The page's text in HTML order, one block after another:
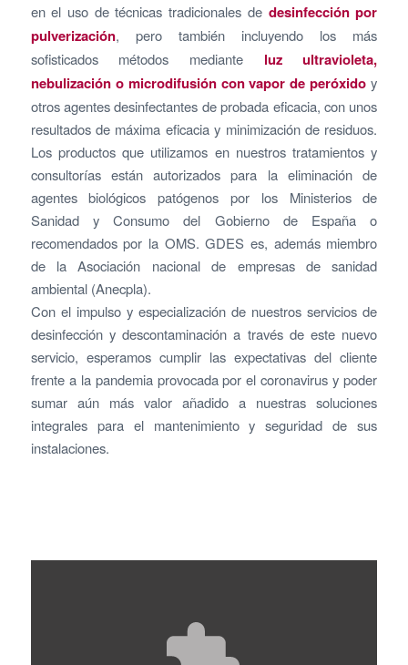
en el uso de técnicas tradicionales dedesinfección por
pulverización, pero también incluyendo los más
sofisticados métodos mediante luz ultravioleta,
nebulización o microdifusión con vapor de peróxido y
otros agentes desinfectantes de probada eficacia, con unos
resultados de máxima eficacia y minimización de residuos.
Los productos que utilizamos en nuestros tratamientos y
consultorías están autorizados para la eliminación de
agentes biológicos patógenos por los Ministerios de
Sanidad y Consumo del Gobierno de España o
recomendados por la OMS. GDES es, además miembro
de la Asociación nacional de empresas de sanidad
ambiental (Anecpla).
Con el impulso y especialización de nuestros servicios de
desinfección y descontaminación a través de este nuevo
servicio, esperamos cumplir las expectativas del cliente
frente a la pandemia provocada por el coronavirus y poder
sumar aún más valor añadido a nuestras soluciones
integrales para el mantenimiento y seguridad de sus
instalaciones.